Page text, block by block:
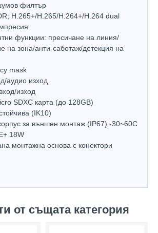
филтър
H.265+/H.265/H.264+/H.264 dual
функции: пресичане на линия/
на зона/анти-саботаж/детекция на
mask
аудио изход
изход
SDXC карта (до 128GB)
(IK10)
за външен монтаж (IP67) -30~60C
18W
монтажна основа с конектори
от същата категория